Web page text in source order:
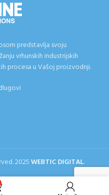
predstavlja svoju
vrhunskih industrijskih
procesa u Vašoj proizvodnji.
2025WEBTIC DIGITAL.